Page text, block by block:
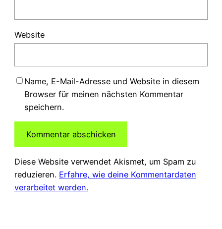
Website
Name, E-Mail-Adresse und Website in diesem
Browser für meinen nächsten Kommentar
speichern.
Diese Website verwendet Akismet, um Spam zu
reduzieren. Erfahre, wie deine Kommentardaten
verarbeitet werden.